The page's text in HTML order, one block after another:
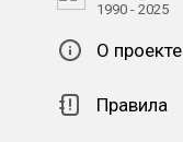
1990 - 2025
О проекте
Правила